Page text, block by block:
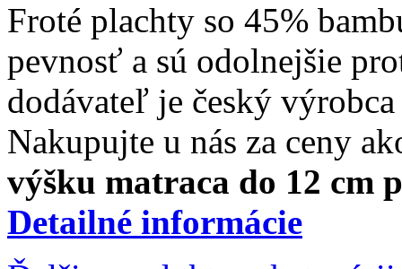
Froté plachty so 45%
pevnosť a sú odolnejšie
dodávateľ je český
Nakupujte u nás za ceny
výšku matraca do 12 cm
Detailné informácie